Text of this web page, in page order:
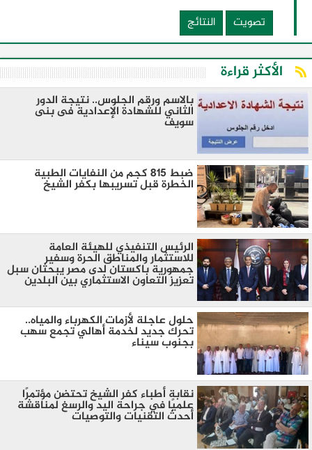
تصويت
النتائج
الأكثر قراءة
بالاسم ورقم الجلوس.. نتيجة الدور
الثاني للشهادة الإعدادية فى بنى
سويف
ضبط 815 كجم من النفايات الطبية
الخطرة قبل تسريبها بكفر الشيخ
الرئيس التنفيذي للهيئة العامة
للاستثمار والمناطق الحرة وسفير
جمهورية باكستان لدى مصر يبحثان سبل
تعزيز التعاون الاستثماري بين البلدين
حلول عاجلة لأزمات الكهرباء والمياه..
تحرك جديد لخدمة أهالي تجمع سهب
بجنوب سيناء
نقابة أطباء كفر الشيخ تحتضن مؤتمرًا
علميًا في جراحة اليد والرسغ لمناقشة
أحدث التقنيات والتوصيات